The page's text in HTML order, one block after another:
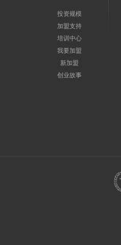
投资规模
加盟支持
培训中心
我要加盟
新加盟
创业故事